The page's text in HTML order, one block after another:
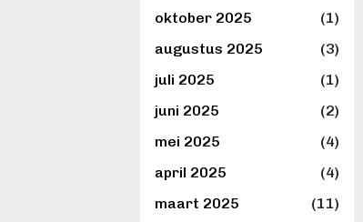
oktober 2025
(1)
augustus 2025
(3)
juli 2025
(1)
juni 2025
(2)
mei 2025
(4)
april 2025
(4)
maart 2025
(11)